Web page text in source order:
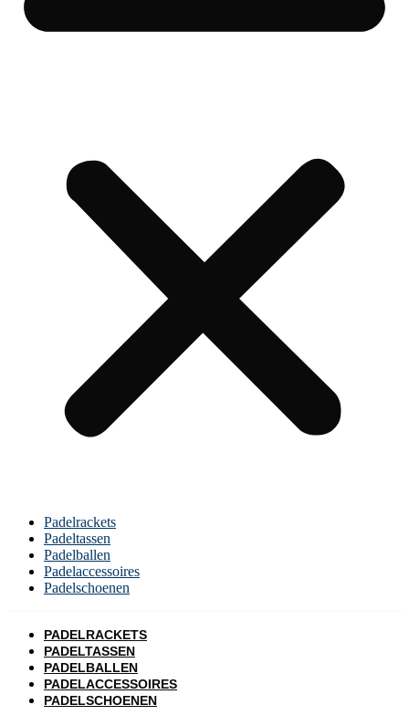
Padelrackets
Padeltassen
Padelballen
Padelaccessoires
Padelschoenen
PADELRACKETS
PADELTASSEN
PADELBALLEN
PADELACCESSOIRES
PADELSCHOENEN